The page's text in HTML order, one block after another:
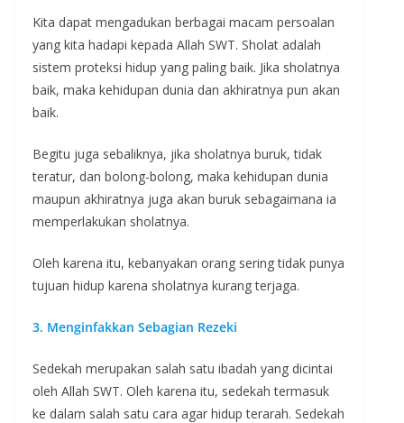
Kita dapat mengadukan berbagai macam persoalan
yang kita hadapi kepada Allah SWT. Sholat adalah
sistem proteksi hidup yang paling baik. Jika sholatnya
baik, maka kehidupan dunia dan akhiratnya pun akan
baik.
Begitu juga sebaliknya, jika sholatnya buruk, tidak
teratur, dan bolong-bolong, maka kehidupan dunia
maupun akhiratnya juga akan buruk sebagaimana ia
memperlakukan sholatnya.
Oleh karena itu, kebanyakan orang sering tidak punya
tujuan hidup karena sholatnya kurang terjaga.
3. Menginfakkan Sebagian Rezeki
Sedekah merupakan salah satu ibadah yang dicintai
oleh Allah SWT. Oleh karena itu, sedekah termasuk
ke dalam salah satu cara agar hidup terarah. Sedekah